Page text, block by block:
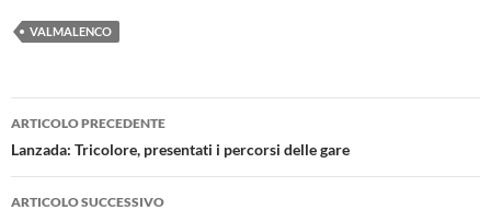
e
b
o
o
k
at
s
A
p
p
g
vi
VALMALENCO
Navigazione
articolo
ARTICOLO PRECEDENTE
Lanzada: Tricolore, presentati i percorsi delle gare
ARTICOLO SUCCESSIVO